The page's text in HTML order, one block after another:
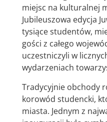
miejsc na kulturalnej
Jubileuszowa edycja
tysiące studentów,
gości z całego
uczestniczyli w
wydarzeniach
Tradycyjnie obchody
korowód studencki,
miasta. Jednym z